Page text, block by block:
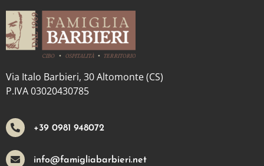
Via Italo Barbieri, 30 Altomonte (CS)
P.IVA 03020430785
+39 0981 948072
info@famigliabarbieri.net